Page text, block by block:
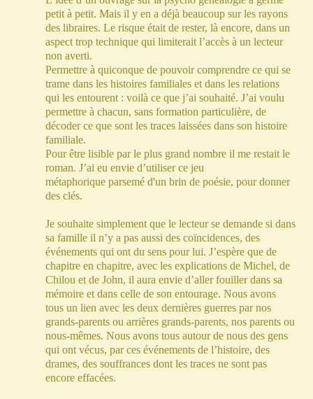
petit à petit. Mais il y en a déjà beaucoup sur les rayons
des libraires. Le risque était de rester, là encore, dans un
aspect trop technique qui limiterait l’accès à un lecteur
non averti.
Permettre à quiconque de pouvoir comprendre ce qui se
trame dans les histoires familiales et dans les relations
qui les entourent : voilà ce que j’ai souhaité. J’ai voulu
permettre à chacun, sans formation particulière, de
décoder ce que sont les traces laissées dans son histoire
familiale.
Pour être lisible par le plus grand nombre il me restait le
roman. J’ai eu envie d’utiliser ce jeu
métaphorique parsemé d'un brin de poésie, pour donner
des clés.
Je souhaite simplement que le lecteur se demande si dans
sa famille il n’y a pas aussi des coïncidences, des
événements qui ont du sens pour lui. J’espère que de
chapitre en chapitre, avec les explications de Michel, de
Chilou et de John, il aura envie d’aller fouiller dans sa
mémoire et dans celle de son entourage. Nous avons
tous un lien avec les deux dernières guerres par nos
grands-parents ou arrières grands-parents, nos parents ou
nous-mêmes. Nous avons tous autour de nous des gens
qui ont vécus, par ces événements de l’histoire, des
drames, des souffrances dont les traces ne sont pas
encore effacées.